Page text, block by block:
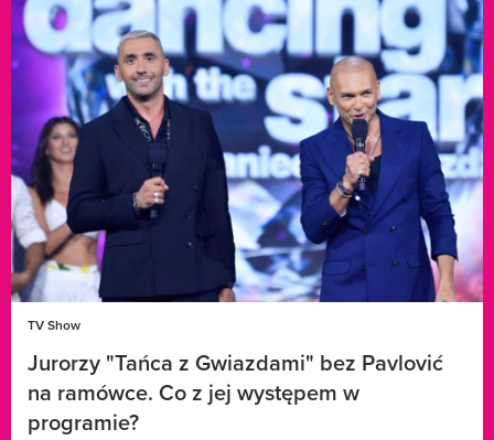
TV Show
Jurorzy "Tańca z Gwiazdami" bez Pavlović
na ramówce. Co z jej występem w
programie?